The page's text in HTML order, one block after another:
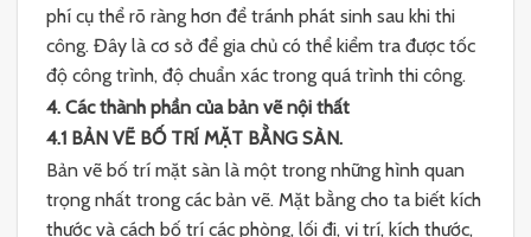
phí cụ thể rõ ràng hơn để tránh phát sinh sau khi thi
công. Đây là cơ sở để gia chủ có thể kiểm tra được tốc
độ công trình, độ chuẩn xác trong quá trình thi công.
4. Các thành phần của bản vẽ nội thất
4.1 BẢN VẼ BỐ TRÍ MẶT BẰNG SÀN.
Bản vẽ bố trí mặt sàn là một trong những hình quan
trọng nhất trong các bản vẽ. Mặt bằng cho ta biết kích
thước và cách bố trí các phòng, lối đi, vị trí, kích thước,